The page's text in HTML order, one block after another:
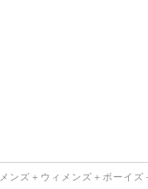
メンズ＋ウィメンズ＋ボーイズ